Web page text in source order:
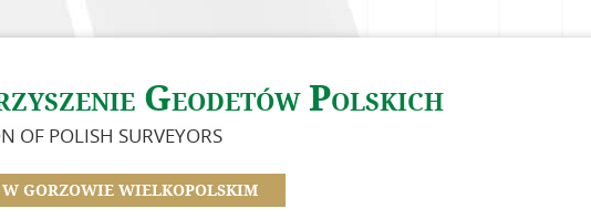
Geodetów Polskich
OF POLISH SURVEYORS
GORZOWIE WIELKOPOLSKIM